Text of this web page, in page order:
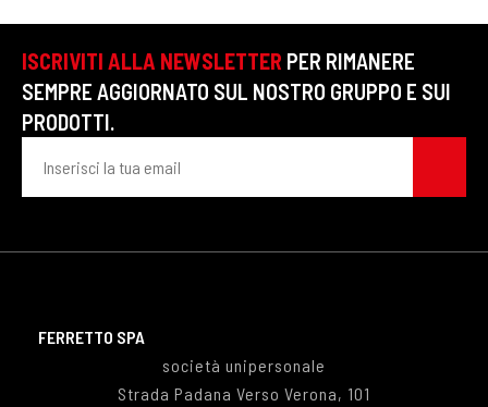
ISCRIVITI ALLA NEWSLETTER PER RIMANERE
SEMPRE AGGIORNATO SUL NOSTRO GRUPPO E SUI
PRODOTTI.
FERRETTO SPA
società unipersonale
Strada Padana Verso Verona, 101